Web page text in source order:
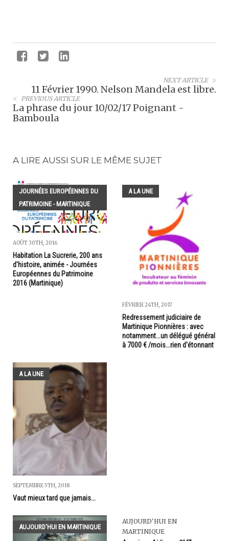
NEXT ARTICLE
11 Février 1990. Nelson Mandela est libre.
PREVIOUS ARTICLE
La phrase du jour 10/02/17 Poignant -
Bamboula
A LIRE AUSSI SUR LE MÊME SUJET
JOURNÉES EUROPÉENNES DU
PATRIMOINE - MARTINIQUE
AOÛT 30TH, 2016
Habitation La Sucrerie, 200 ans
d'histoire, animée - Journées
Européennes du Patrimoine
2016 (Martinique)
A LA UNE
FÉVRIER 24TH, 2017
Redressement judiciaire de
Martinique Pionnières : avec
notamment...un délégué général
à 7000 € /mois...rien d'étonnant
A LA UNE
SEPTEMBRE 5TH, 2018
Vaut mieux tard que jamais...
AUJOURD'HUI EN MARTINIQUE
AUJOURD'HUI EN
MARTINIQUE